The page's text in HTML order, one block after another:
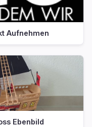
Aufnehmen
Ebenbild